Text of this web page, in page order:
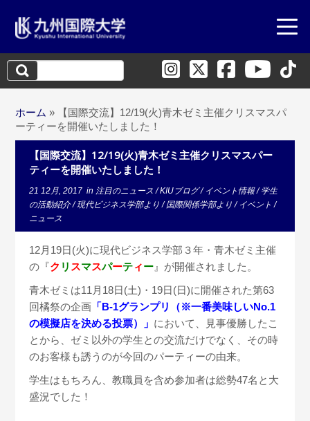
検
索:
ホーム »
【国際交流】12/19(火)青木ゼミ主催クリスマスパ
ーティーを開催いたしました！
【国際交流】12/19(火)青木ゼミ主催クリスマスパー
ティーを開催いたしました！
21 12月, 2017 in 注目のニュース/KIUブログ/ イベント情報/学生
の活動紹介/現代ビジネス学部より/国際関係学部より/ イベント/
ニュース
12月19日(火)に現代ビジネス学部３年・青木ゼミ主催
の『ク リ スマスパーティー 』が開催されました。
青木ゼミは11月18日(土)・19日(日)に開催された第63
回橘祭の企画 「B-1グランプリ（※一番美味しいNo.1
の模擬店を決める投票）」 において、見事優勝したこ
とから、ゼミ以外の学生との交流だけでなく、その時
のお客様も誘うのが今回のパーティーの由来。
学生はもちろん、教職員を含め参加者は総勢47名と大
盛況でした！